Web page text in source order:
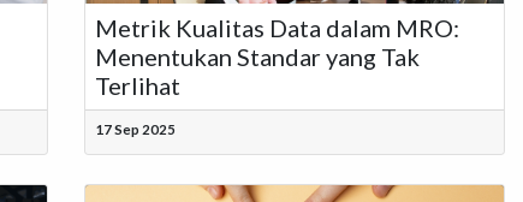
Metrik Kualitas Data dalam MRO:
Menentukan Standar yang Tak
Terlihat
17 Sep 2025